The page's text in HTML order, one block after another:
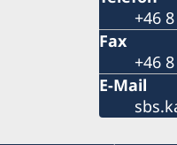
+46
Fax
+46
E-Mail